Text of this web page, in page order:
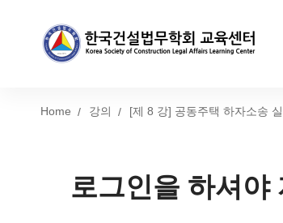
Home 강의 [제 8 강] 공동주택 하자소송
로그인을 하셔야